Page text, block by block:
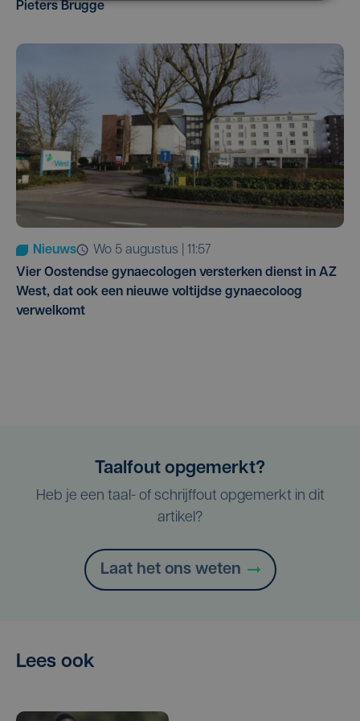
Pieters Brugge
Nieuws
wo 5 augustus | 11:57
Vier Oostendse gynaecologen versterken dienst in AZ
West, dat ook een nieuwe voltijdse gynaecoloog
verwelkomt
Taalfout opgemerkt?
Heb je een taal- of schrijffout opgemerkt in dit
artikel?
Laat het ons weten
Lees ook